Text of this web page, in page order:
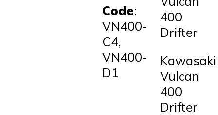
Code:
VN400-
C4,
VN400-
D1
400
Drifter
Kawasaki
Vulcan
400
Drifter